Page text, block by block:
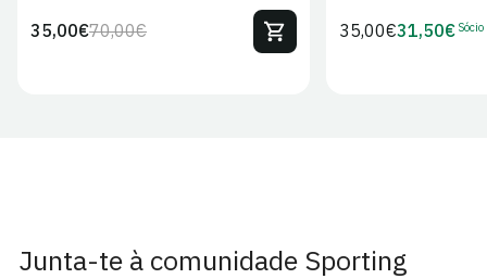
Preço
70,00€Preço
35,00€
Preço
35,00€Preço
31,50€ Sócio
Junta-te à comunidade Sporting